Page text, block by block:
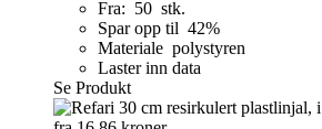
Fra: 50 stk.
Spar opp til 42%
Materiale polystyren
Laster inn data
Se Produkt